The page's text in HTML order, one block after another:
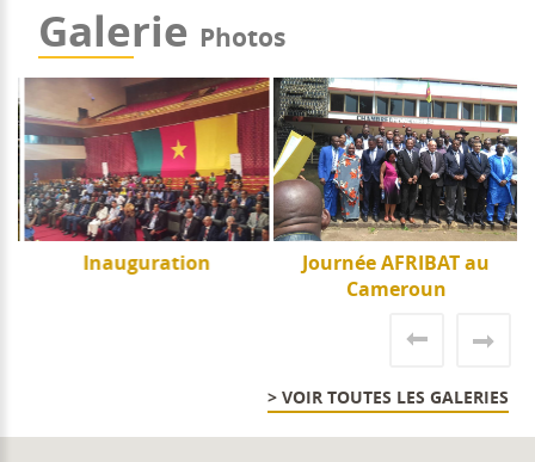
Galerie Photos
Inauguration
Journée AFRIBAT au
Cameroun
> VOIR TOUTES LES GALERIES